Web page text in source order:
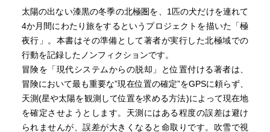
と海象に吸い尽くされていたと思う 深くて美しい暗緑色
の水 突然死に接近した人間に特有の、認識が事態に追い
ついていない状況を示している気がして、戦慄を覚えたの
だ。 はなずら鼻面を出して潮を噴き上げるだけで しん
おう深奥 こしょう湖沼 波頭から白い飛沫が弾け飛ぶ
焚き火を熾して あいろ隘路をぬって船を進め うすずみ
いろ薄墨色の細く棚引く千切雲を引き摺り ぶな山毛欅材
が橇には一番適している 私は自分の過去の全過程を回収
し、それを元手にして極夜探検という未知なる新しい可能
太陽の出ない漆黒の冬季の北極圏を、1匹の犬だけを連れて
4か月間にわたり旅をするというプロジェクトを描いた「極
夜行」。本書はその準備として著者が実行した北極域での
行動を記録したノンフィクションです。
冒険を「現代システムからの脱却」と位置付ける著者は、
冒険において最も重要な”現在位置の確定”をGPSに頼らず、
天測(星や太陽を観測して位置を求める方法)によって現在地
を確定させようとします。天測にはある程度の誤差は避け
られませんが、誤差が大きくなると命取りです。吹雪で視